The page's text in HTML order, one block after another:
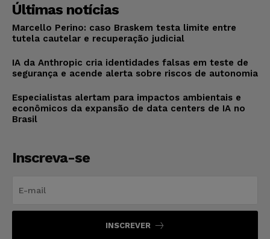
Últimas notícias
Marcello Perino: caso Braskem testa limite entre
tutela cautelar e recuperação judicial
IA da Anthropic cria identidades falsas em teste de
segurança e acende alerta sobre riscos de autonomia
Especialistas alertam para impactos ambientais e
econômicos da expansão de data centers de IA no
Brasil
Inscreva-se
INSCREVER